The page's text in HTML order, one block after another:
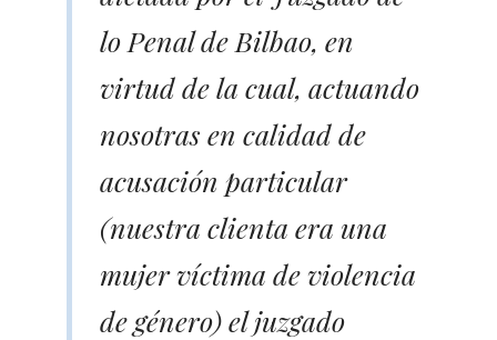
lo Penal de Bilbao, en
virtud de la cual, actuando
nosotras en calidad de
acusación particular
(nuestra clienta era una
mujer víctima de violencia
de género) el juzgado